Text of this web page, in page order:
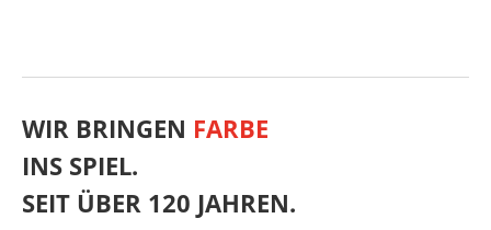
WIR BRINGEN FARBE
INS SPIEL.
SEIT ÜBER 120 JAHREN.